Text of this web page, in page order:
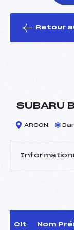
le ski
Retour
SUBARU
ARCON
D.T Adjoint :
Clt Nom